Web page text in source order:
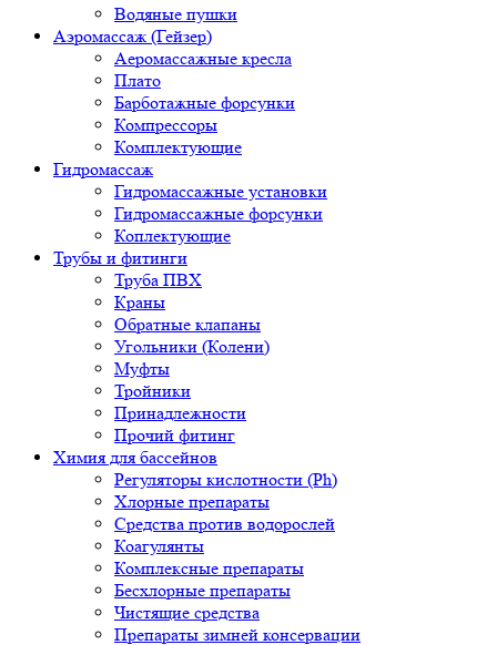
Водяные пушки
Аэромассаж (Гейзер)
Аеромассажные кресла
Плато
Барботажные форсунки
Компрессоры
Комплектующие
Гидромассаж
Гидромассажные установки
Гидромассажные форсунки
Коплектующие
Трубы и фитинги
Труба ПВХ
Краны
Обратные клапаны
Угольники (Колени)
Муфты
Тройники
Принадлежности
Прочий фитинг
Химия для бассейнов
Регуляторы кислотности (Ph)
Хлорные препараты
Средства против водорослей
Коагулянты
Комплексные препараты
Бесхлорные препараты
Чистящие средства
Препараты зимней консервации